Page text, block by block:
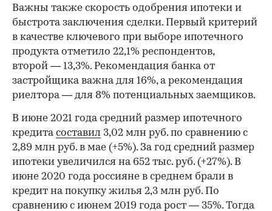
Важны также скорость одобрения ипотеки и
быстрота заключения сделки. Первый критерий
в качестве ключевого при выборе ипотечного
продукта отметило 22,1% респондентов,
второй — 13,3%. Рекомендация банка от
застройщика важна для 16%, а рекомендация
риелтора — для 8% потенциальных заемщиков.
В июне 2021 года средний размер ипотечного
кредитасоставил 3,02 млн руб. по сравнению с
2,89 млн руб. в мае (+5%). За год средний размер
ипотеки увеличился на 652 тыс. руб. (+27%). В
июне 2020 года россияне в среднем брали в
кредит на покупку жилья 2,3 млн руб. По
сравнению с июнем 2019 года рост — 35%. Тогда